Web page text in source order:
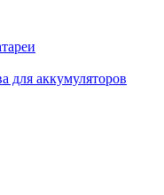
для аккумуляторов